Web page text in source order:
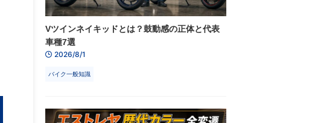
Vツインネイキッドとは？鼓動感の正体と代表
車種7選
2026/8/1
バイク一般知識